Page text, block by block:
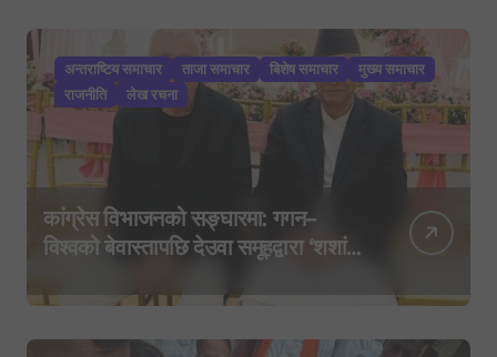
अन्तराष्टिय समाचार ताजा समाचार बिशेष समाचार
मुख्य समाचार
राजनीति
लेख रचना
कांग्रेस विभाजनको सङ्घारमा: गगन–
विश्वको बेवास्तापछि देउवा समूहद्वारा ‘शशांक
यात्राको घोषणा तयारी!